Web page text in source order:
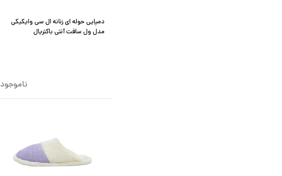
دمپایی حوله ای زنانه ال سی وایکیکی
مدل ول سافت آنتی باکتریال
ناموجود